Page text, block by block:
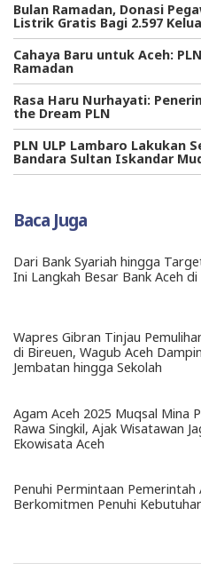
Bulan Ramadan, Donasi
Listrik Gratis Bagi 2.597
Cahaya Baru untuk Aceh:
Ramadan
Rasa Haru Nurhayati:
the Dream PLN
PLN ULP Lambaro Lakukan
Bandara Sultan Iskandar
Baca Juga
Dari Bank Syariah hingga
Ini Langkah Besar Bank Aceh di
Wapres Gibran Tinjau
di Bireuen, Wagub Aceh
Jembatan hingga Sekolah
Agam Aceh 2025 Muqsal Mina
Rawa Singkil, Ajak Wisatawan
Ekowisata Aceh
Penuhi Permintaan Pemerintah
Berkomitmen Penuhi